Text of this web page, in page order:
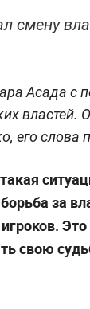
смену
Асада с
властей.
его слова
за
свою